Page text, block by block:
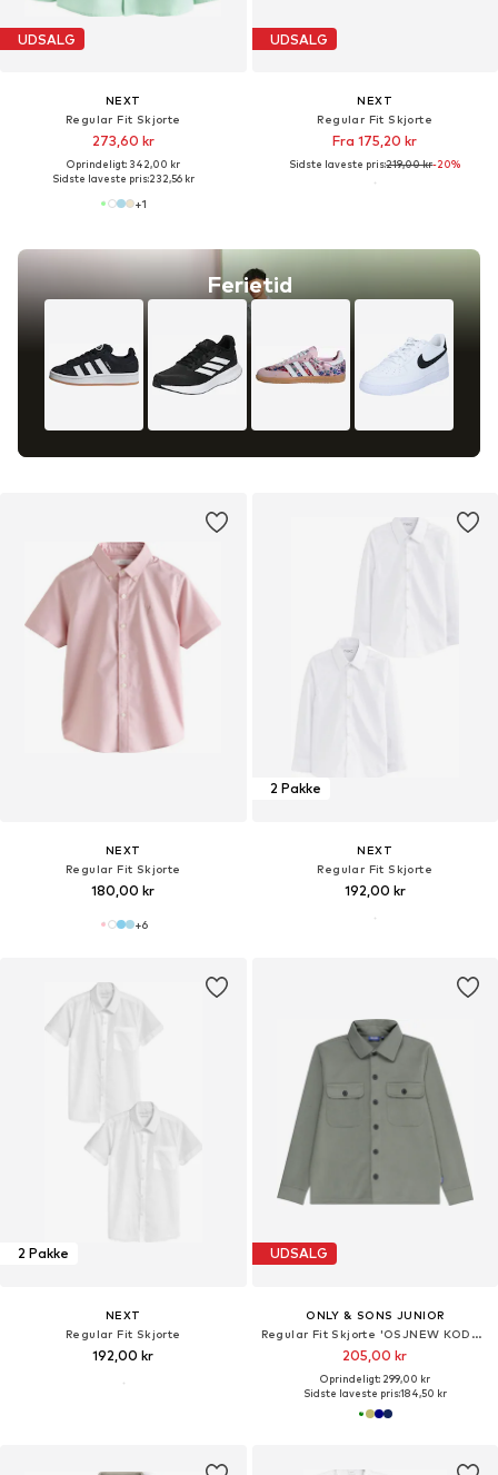
UDSALG
NEXT
Regular Fit Skjorte
273,60 kr
Oprindeligt: 342,00 kr
Sidste laveste pris:232,56 kr
+1
Ferietid
UDSALG
NEXT
Regular Fit Skjorte
Fra 175,20 kr
Sidste laveste pris:219,00 kr-20%
NEXT
Regular Fit Skjorte
180,00 kr
+6
2 Pakke
NEXT
Regular Fit Skjorte
192,00 kr
2 Pakke
NEXT
Regular Fit Skjorte
192,00 kr
UDSALG
ONLY & SONS JUNIOR
Regular Fit Skjorte 'OSJNEW KODYL'
205,00 kr
Oprindeligt: 299,00 kr
Sidste laveste pris:184,50 kr